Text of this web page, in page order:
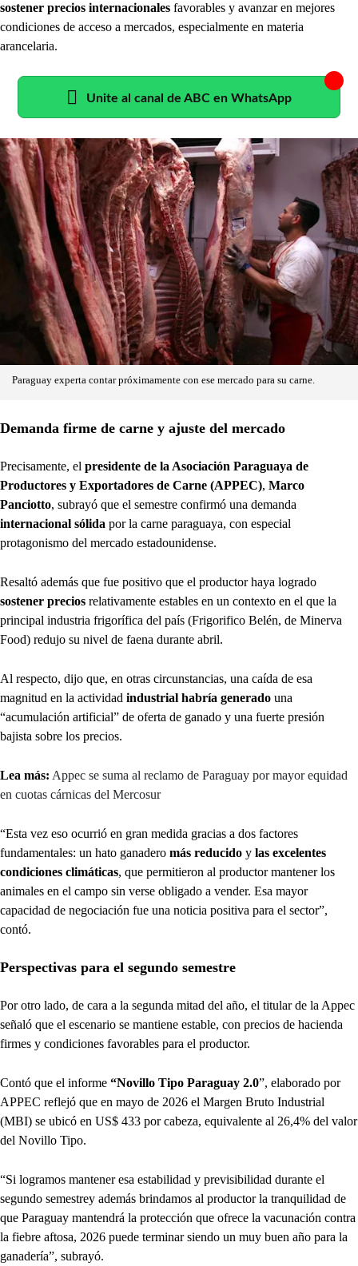
sostener precios internacionales favorables y avanzar en mejores
condiciones de acceso a mercados, especialmente en materia
arancelaria.
Unite al canal de ABC en WhatsApp
Paraguay experta contar próximamente con ese mercado para su carne.
Demanda firme de carne y ajuste del mercado
Precisamente, el presidente de la Asociación Paraguaya de
Productores y Exportadores de Carne (APPEC), Marco
Panciotto, subrayó que el semestre confirmó una demanda
internacional sólida por la carne paraguaya, con especial
protagonismo del mercado estadounidense.
Resaltó además que fue positivo que el productor haya logrado
sostener precios relativamente estables en un contexto en el que la
principal industria frigorífica del país (Frigorifico Belén, de Minerva
Food) redujo su nivel de faena durante abril.
Al respecto, dijo que, en otras circunstancias, una caída de esa
magnitud en la actividad industrial habría generado una
“acumulación artificial” de oferta de ganado y una fuerte presión
bajista sobre los precios.
Lea más: Appec se suma al reclamo de Paraguay por mayor equidad
en cuotas cárnicas del Mercosur
“Esta vez eso ocurrió en gran medida gracias a dos factores
fundamentales: un hato ganadero más reducido y las excelentes
condiciones climáticas, que permitieron al productor mantener los
animales en el campo sin verse obligado a vender. Esa mayor
capacidad de negociación fue una noticia positiva para el sector”,
contó.
Perspectivas para el segundo semestre
Por otro lado, de cara a la segunda mitad del año, el titular de la Appec
señaló que el escenario se mantiene estable, con precios de hacienda
firmes y condiciones favorables para el productor.
Contó que el informe “Novillo Tipo Paraguay 2.0”, elaborado por
APPEC reflejó que en mayo de 2026 el Margen Bruto Industrial
(MBI) se ubicó en US$ 433 por cabeza, equivalente al 26,4% del valor
del Novillo Tipo.
“Si logramos mantener esa estabilidad y previsibilidad durante el
segundo semestrey además brindamos al productor la tranquilidad de
que Paraguay mantendrá la protección que ofrece la vacunación contra
la fiebre aftosa, 2026 puede terminar siendo un muy buen año para la
ganadería”, subrayó.